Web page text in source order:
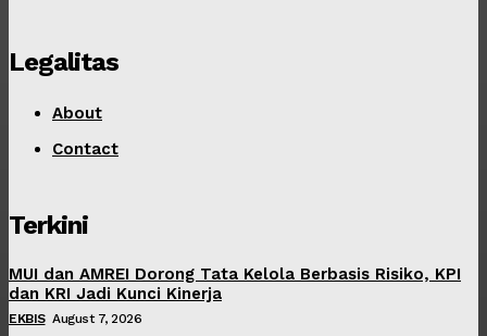
Legalitas
About
Contact
Terkini
MUI dan AMREI Dorong Tata Kelola Berbasis Risiko, KPI
dan KRI Jadi Kunci Kinerja
EKBIS August 7, 2026